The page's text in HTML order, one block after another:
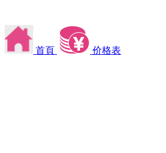
首頁 价格表